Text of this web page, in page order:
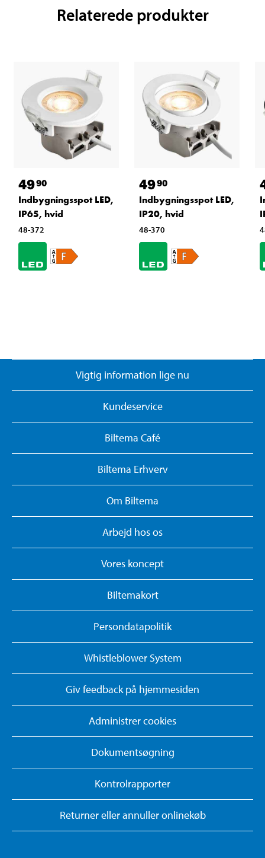
Relaterede produkter
4990
Indbygningsspot LED,
IP65, hvid
48-372
4990
Indbygningsspot LED,
IP20, hvid
48-370
Vigtig information lige nu
Kundeservice
Biltema Café
Biltema Erhverv
Om Biltema
Arbejd hos os
Vores koncept
Biltemakort
Persondatapolitik
Whistleblower System
Giv feedback på hjemmesiden
Administrer cookies
Dokumentsøgning
Kontrolrapporter
Returner eller annuller onlinekøb